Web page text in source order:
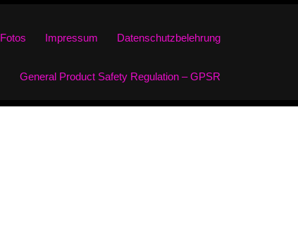
Fotos Impressum Datenschutzbelehrung
General Product Safety Regulation – GPSR